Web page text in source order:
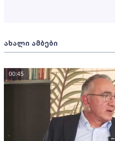
ახალი ამბები
00:45